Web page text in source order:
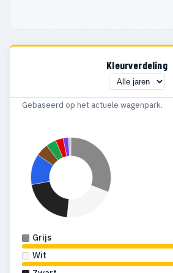
Kleurverdeling
Gebaseerd op het actuele wagenpark.
Grijs
Wit